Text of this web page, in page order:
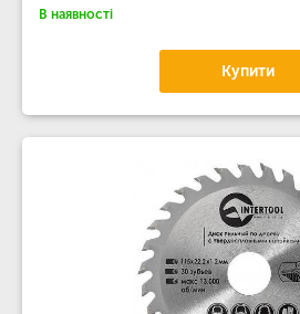
В наявності
Купити